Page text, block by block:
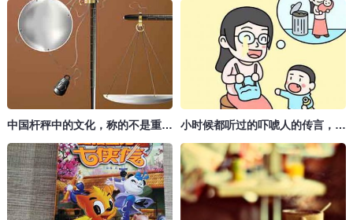
中国杆秤中的文化，称的不是重量，是良心 小时候都听过的吓唬人的传言，当时还就吃这一套。